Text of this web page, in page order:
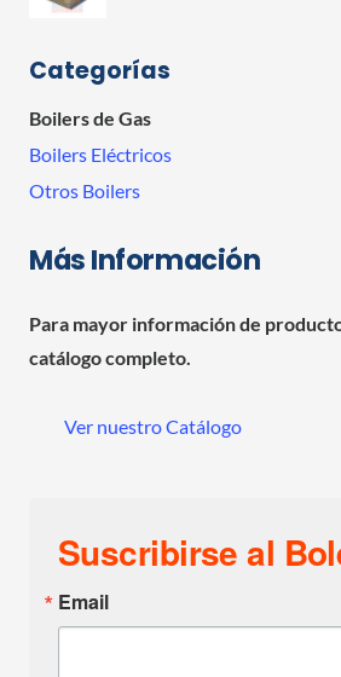
Categorías
Boilers de Gas
Boilers Eléctricos
Otros Boilers
Más Información
Para mayor información de
catálogo completo.
Ver nuestro Catálogo
Suscribirse al
Email